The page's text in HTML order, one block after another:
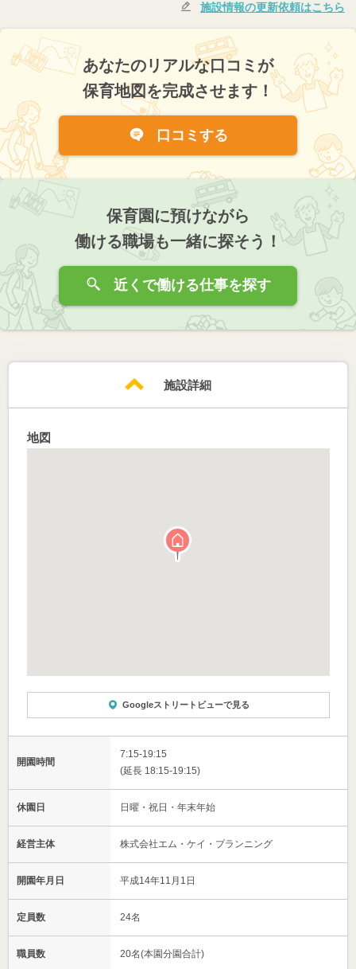
施設情報の更新依頼はこちら
あなたのリアルな口コミが
保育地図を完成させます！
口コミする
保育園に預けながら
働ける職場も一緒に探そう！
近くで働ける仕事を探す
施設詳細
地図
Googleストリートビューで見る
開園時間
7:15-19:15
(延長 18:15-19:15)
休園日 日曜・祝日・年末年始
経営主体 株式会社エム・ケイ・プランニング
開園年月日 平成14年11月1日
定員数 24名
職員数 20名(本園分園合計)